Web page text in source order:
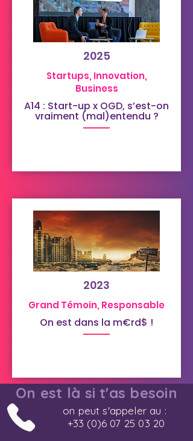
2025
Startups, Innovation,
Business
A14 : Start-up x OGD, s’est-on
vraiment (mal)entendu ?
2023
Grand Témoin, Responsable
On est dans la m€rd$ !
On est là si t'as besoin
on peut s'appeler au :
+33 (0)6 07 25 03 20